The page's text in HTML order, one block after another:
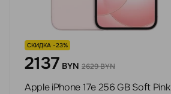
СКИДКА -23%
2137 BYN 2629 BYN
Apple iPhone 17e 256 GB Soft Pink